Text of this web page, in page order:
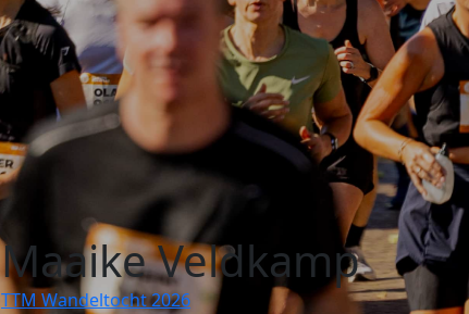
Maaike Veldkamp
TTM Wandeltocht 2026